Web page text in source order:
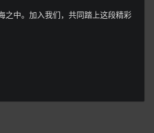
之中。加入我们，共同踏上这段精彩